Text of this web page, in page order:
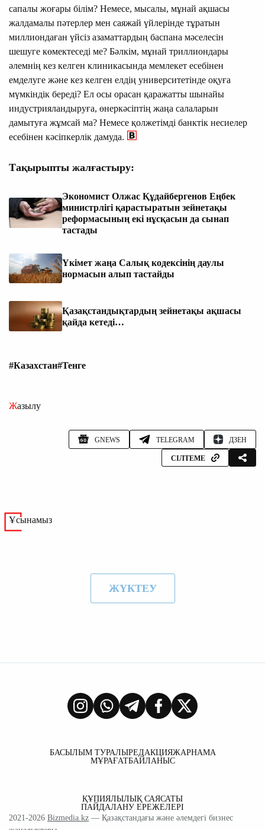
сапалы жоғары білім? Немесе, мысалы, мұнай ақшасы
жалдамалы пәтерлер мен саяжай үйлерінде тұратын
миллиондаған үйсіз азаматтардың баспана мәселесін
шешуге көмектеседі ме? Бәлкім, мұнай триллиондары
әлемнің кез келген клиникасында мемлекет есебінен
емделуге және кез келген елдің университетінде оқуға
мүмкіндік береді? Ел осы орасан қаражатты шынайы
индустрияландыруға, өнеркәсіптің жаңа салаларын
дамытуға жұмсай ма? Немесе қолжетімді банктік несиелер
есебінен кәсіпкерлік дамуда.
Тақырыпты жалғастыру:
Экономист Олжас Құдайбергенов Еңбек
министрлігі қарастыратын зейнетақы
реформасының екі нұсқасын да сынап
тастады
Үкімет жаңа Салық кодексінің даулы
нормасын алып тастайды
Қазақстандықтардың зейнетақы ақшасы
қайда кетеді…
#Казахстан#Тенге
Жазылу
GNEWS TELEGRAM ДЗЕН
СІЛТЕМЕ
Ұсынамыз
ЖҮКТЕУ
БАСЫЛЫМ ТУРАЛЫРЕДАКЦИЯЖАРНАМА
МҰРАҒАТБАЙЛАНЫС
ҚҰПИЯЛЫЛЫҚ САЯСАТЫ
ПАЙДАЛАНУ ЕРЕЖЕЛЕРІ
2021-2026 Bizmedia.kz — Қазақстандағы және әлемдегі бизнес